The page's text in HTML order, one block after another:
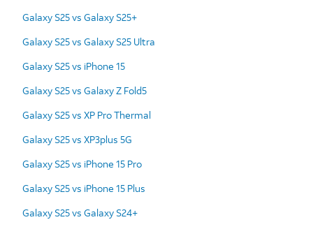
Galaxy S25 vs Galaxy S25+
Galaxy S25 vs Galaxy S25 Ultra
Galaxy S25 vs iPhone 15
Galaxy S25 vs Galaxy Z Fold5
Galaxy S25 vs XP Pro Thermal
Galaxy S25 vs XP3plus 5G
Galaxy S25 vs iPhone 15 Pro
Galaxy S25 vs iPhone 15 Plus
Galaxy S25 vs Galaxy S24+